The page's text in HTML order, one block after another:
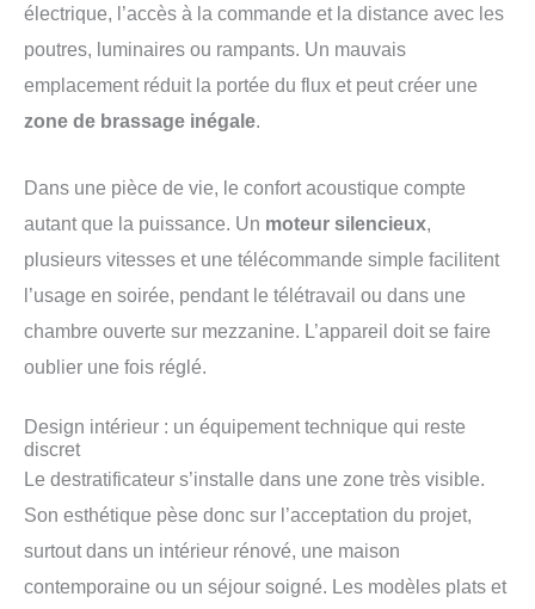
électrique, l’accès à la commande et la distance avec les
poutres, luminaires ou rampants. Un mauvais
emplacement réduit la portée du flux et peut créer une
zone de brassage inégale.
Dans une pièce de vie, le confort acoustique compte
autant que la puissance. Un moteur silencieux,
plusieurs vitesses et une télécommande simple facilitent
l’usage en soirée, pendant le télétravail ou dans une
chambre ouverte sur mezzanine. L’appareil doit se faire
oublier une fois réglé.
Design intérieur : un équipement technique qui reste
discret
Le destratificateur s’installe dans une zone très visible.
Son esthétique pèse donc sur l’acceptation du projet,
surtout dans un intérieur rénové, une maison
contemporaine ou un séjour soigné. Les modèles plats et